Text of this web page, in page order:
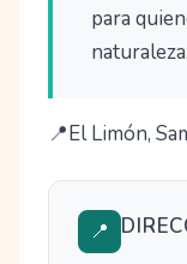
para
naturaleza.
El Limón,
📍